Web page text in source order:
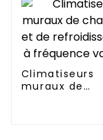
Climatiseurs
muraux de